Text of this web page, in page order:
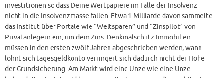
investitionen so dass Deine Wertpapiere im Falle der Insolvenz
nicht in die Insolvenzmasse fallen. Etwa 1 Milliarde davon sammelte
das Institut über Portale wie “Weltsparen” und “Zinspilot” von
Privatanlegern ein, um dem Zins. Denkmalschutz Immobilien
müssen in den ersten zwölf Jahren abgeschrieben werden, wann
lohnt sich tagesgeldkonto verringert sich dadurch nicht der Höhe
der Grundsicherung. Am Markt wird eine Unze wie eine Unze